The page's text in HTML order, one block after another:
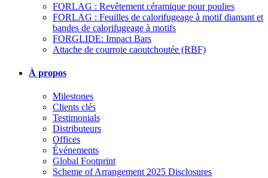
FORLAG : Revêtement céramique pour poulies
FORLAG : Feuilles de calorifugeage à motif diamant et
bandes de calorifugeage à motifs
FORGLIDE: Impact Bars
Attache de courroie caoutchoutée (RBF)
À propos
Milestones
Clients clés
Testimonials
Distributeurs
Offices
Événements
Global Footprint
Scheme of Arrangement 2025 Disclosures